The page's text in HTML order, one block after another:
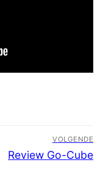
VOLGENDE
Volgend
Review Go-Cube